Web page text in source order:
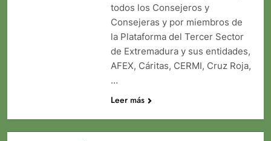
todos los Consejeros y
Consejeras y por miembros de
la Plataforma del Tercer Sector
de Extremadura y sus entidades,
AFEX, Cáritas, CERMI, Cruz Roja,
…
Leer más